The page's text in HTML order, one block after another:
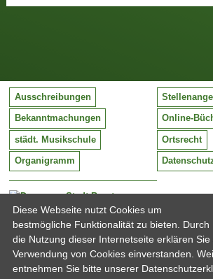
Stadt Barntrup
Mittelstraße 38
32683 Barntrup
Tel:
Email:
05263 / 409-0
info@barntrup.de
Ausschreibungen
Bekanntmachungen Online-
städt. Musikschule Ortsrecht
Organigramm
Diese Webseite nutzt Cookies um
bestmögliche Funktionalität zu bieten. Durch
die Nutzung dieser Internetseite erklären
Verwendung von Cookies einverstanden.
entnehmen Sie bitte unserer